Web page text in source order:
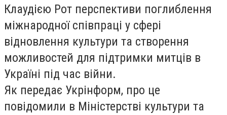
Клаудією Рот перспективи поглиблення
міжнародної співпраці у сфері
відновлення культури та створення
можливостей для підтримки митців в
Україні під час війни.
Як передає Укрінформ, про це
повідомили в Міністерстві культури та